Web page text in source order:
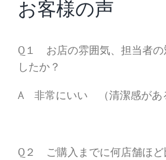
お客様の声
Q１ お店の雰囲気、担当者の
したか？
A 非常にいい （清潔感があ
Q２ ご購入までに何店舗ほど